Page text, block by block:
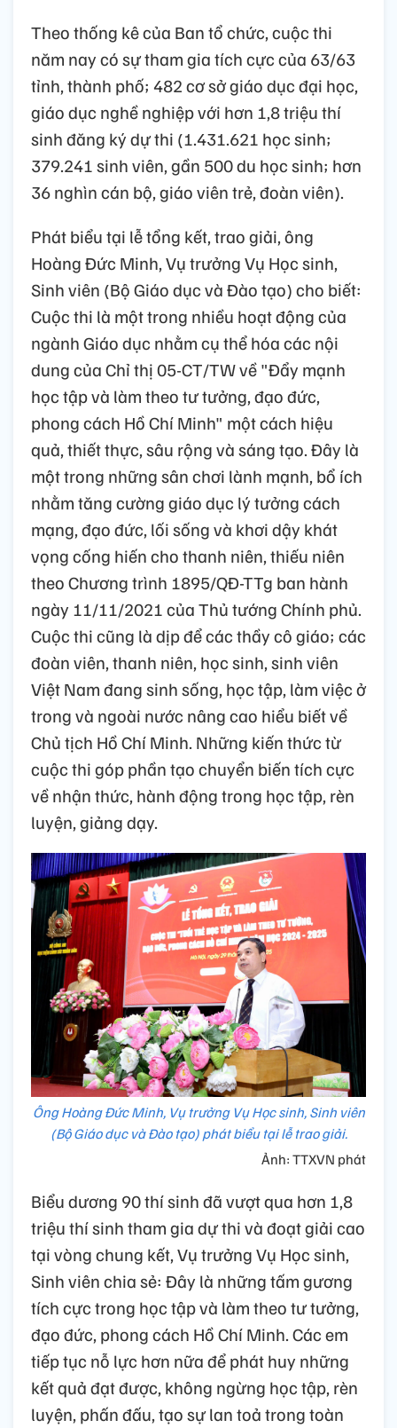
Theo thống kê của Ban tổ chức, cuộc thi
năm nay có sự tham gia tích cực của 63/63
tỉnh, thành phố; 482 cơ sở giáo dục đại học,
giáo dục nghề nghiệp với hơn 1,8 triệu thí
sinh đăng ký dự thi (1.431.621 học sinh;
379.241 sinh viên, gần 500 du học sinh; hơn
36 nghìn cán bộ, giáo viên trẻ, đoàn viên).
Phát biểu tại lễ tổng kết, trao giải, ông
Hoàng Đức Minh, Vụ trưởng Vụ Học sinh,
Sinh viên (Bộ Giáo dục và Đào tạo) cho biết:
Cuộc thi là một trong nhiều hoạt động của
ngành Giáo dục nhằm cụ thể hóa các nội
dung của Chỉ thị 05-CT/TW về "Đẩy mạnh
học tập và làm theo tư tưởng, đạo đức,
phong cách Hồ Chí Minh" một cách hiệu
quả, thiết thực, sâu rộng và sáng tạo. Đây là
một trong những sân chơi lành mạnh, bổ ích
nhằm tăng cường giáo dục lý tưởng cách
mạng, đạo đức, lối sống và khơi dậy khát
vọng cống hiến cho thanh niên, thiếu niên
theo Chương trình 1895/QĐ-TTg ban hành
ngày 11/11/2021 của Thủ tướng Chính phủ.
Cuộc thi cũng là dịp để các thầy cô giáo; các
đoàn viên, thanh niên, học sinh, sinh viên
Việt Nam đang sinh sống, học tập, làm việc ở
trong và ngoài nước nâng cao hiểu biết về
Chủ tịch Hồ Chí Minh. Những kiến thức từ
cuộc thi góp phần tạo chuyển biến tích cực
về nhận thức, hành động trong học tập, rèn
luyện, giảng dạy.
Ông Hoàng Đức Minh, Vụ trưởng Vụ Học sinh, Sinh viên
(Bộ Giáo dục và Đào tạo) phát biểu tại lễ trao giải.
Ảnh: TTXVN phát
Biểu dương 90 thí sinh đã vượt qua hơn 1,8
triệu thí sinh tham gia dự thi và đoạt giải cao
tại vòng chung kết, Vụ trưởng Vụ Học sinh,
Sinh viên chia sẻ: Đây là những tấm gương
tích cực trong học tập và làm theo tư tưởng,
đạo đức, phong cách Hồ Chí Minh. Các em
tiếp tục nỗ lực hơn nữa để phát huy những
kết quả đạt được, không ngừng học tập, rèn
luyện, phấn đấu, tạo sự lan toả trong toàn